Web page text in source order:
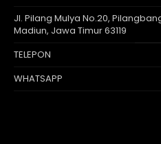
Jl. Pilang Mulya No.20,
Madiun, Jawa Timur 63119
TELEPON
WHATSAPP